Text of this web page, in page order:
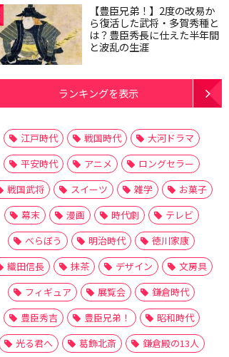
【豊臣兄弟！】2度の改易か
ら復活した武将・多賀秀種と
は？豊臣秀長に仕えた半年間
と波乱の生涯
ランキングを表示
江戸時代 戦国時代
大河ドラマ
平安時代
アニメ
ロングセラー
戦国武将
スイーツ 雑学
お菓子
幕末
漫画 時代劇
テレビ
べらぼう
明治時代
徳川家康
織田信長
抹茶 デザイン
文房具
フィギュア
展覧会
鎌倉時代
豊臣秀吉
豊臣兄弟！
昭和時代
光る君へ
葛飾北斎 鎌倉殿の13人